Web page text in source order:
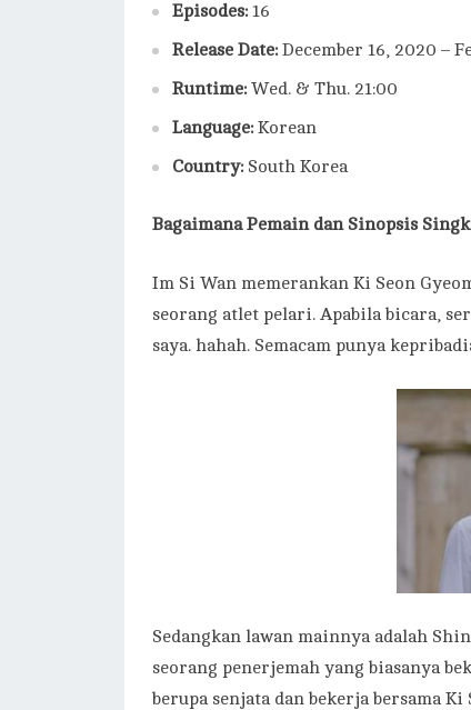
Episodes:16
Release Date:December 16, 2020 –
Runtime:Wed. & Thu. 21:00
Language:Korean
Country:South Korea
Bagaimana Pemain dan Sinopsis
Im Si Wan memerankan Ki Seon
seorang atlet pelari. Apabila bicara,
saya. hahah. Semacam punya
Sedangkan lawan mainnya adalah
seorang penerjemah yang biasanya
berupa senjata dan bekerja bersama Ki